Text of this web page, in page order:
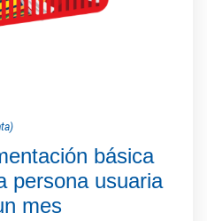
básica
persona usuaria
mes